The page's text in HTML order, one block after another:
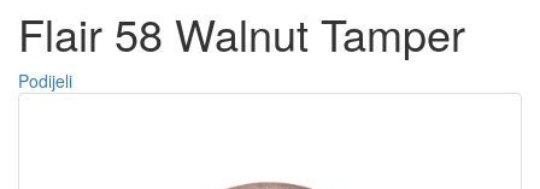
Flair 58 Walnut Tamper
Podijeli